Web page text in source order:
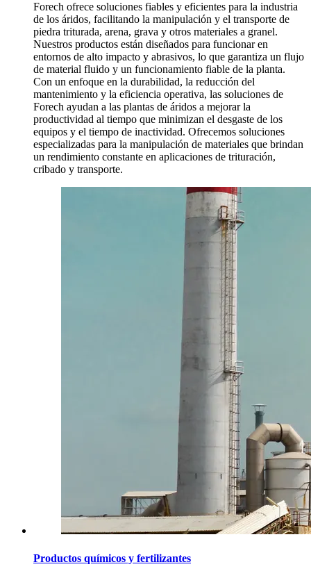
Forech ofrece soluciones fiables y eficientes para la industria
de los áridos, facilitando la manipulación y el transporte de
piedra triturada, arena, grava y otros materiales a granel.
Nuestros productos están diseñados para funcionar en
entornos de alto impacto y abrasivos, lo que garantiza un flujo
de material fluido y un funcionamiento fiable de la planta.
Con un enfoque en la durabilidad, la reducción del
mantenimiento y la eficiencia operativa, las soluciones de
Forech ayudan a las plantas de áridos a mejorar la
productividad al tiempo que minimizan el desgaste de los
equipos y el tiempo de inactividad. Ofrecemos soluciones
especializadas para la manipulación de materiales que brindan
un rendimiento constante en aplicaciones de trituración,
cribado y transporte.
Productos químicos y fertilizantes